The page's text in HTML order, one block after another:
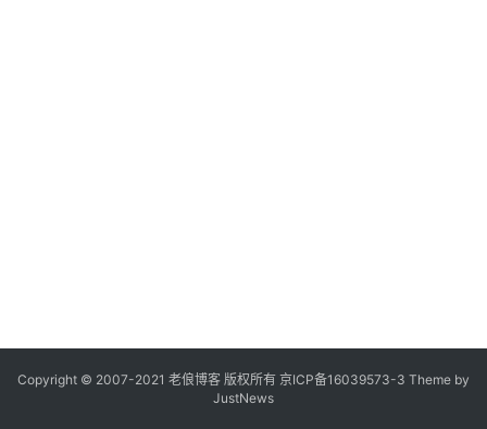
Copyright © 2007-2021 老俍博客 版权所有 京ICP备16039573-3 Theme by
JustNews